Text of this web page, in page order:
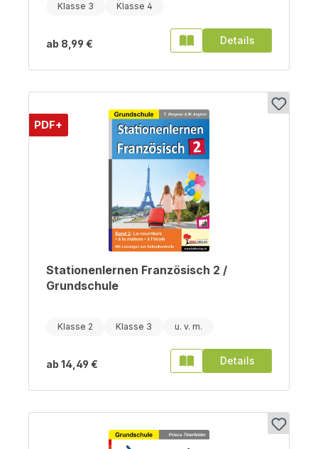
Klasse 3 Klasse 4
ab 8,99 € Details
PDF+
Stationenlernen Französisch 2 /
Grundschule
Klasse 2 Klasse 3
ab 14,49 € Details